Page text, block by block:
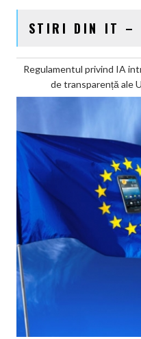
STIRI DIN IT –
Regulamentul privind IA
de transparență ale